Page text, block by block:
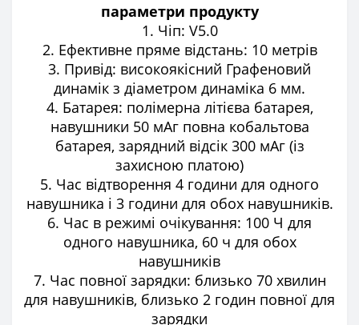
параметри продукту
1. Чіп: V5.0
2. Ефективне пряме відстань: 10 метрів
3. Привід: високоякісний Графеновий
динамік з діаметром динаміка 6 мм.
4. Батарея: полімерна літієва батарея,
навушники 50 мАг повна кобальтова
батарея, зарядний відсік 300 мАг (із
захисною платою)
5. Час відтворення 4 години для одного
навушника і 3 години для обох навушників.
6. Час в режимі очікування: 100 Ч для
одного навушника, 60 ч для обох
навушників
7. Час повної зарядки: близько 70 хвилин
для навушників, близько 2 годин повної для
зарядки